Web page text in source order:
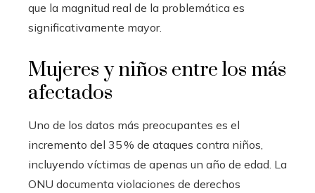
que la magnitud real de la problemática es
significativamente mayor.
Mujeres y niños entre los más
afectados
Uno de los datos más preocupantes es el
incremento del 35 % de ataques contra niños,
incluyendo víctimas de apenas un año de edad. La
ONU documenta violaciones de derechos